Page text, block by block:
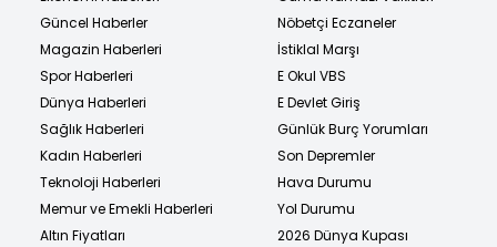
Güncel Haberler
Magazin Haberleri
Spor Haberleri
Dünya Haberleri
Sağlık Haberleri
Kadın Haberleri
Teknoloji Haberleri
Memur ve Emekli Haberleri
Altın Fiyatları
Nöbetçi Eczaneler
İstiklal Marşı
E Okul VBS
E Devlet Giriş
Günlük Burç Yorumları
Son Depremler
Hava Durumu
Yol Durumu
2026 Dünya Kupası